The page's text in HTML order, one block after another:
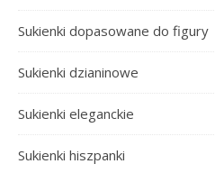
Sukienki dopasowane do figury
Sukienki dzianinowe
Sukienki eleganckie
Sukienki hiszpanki